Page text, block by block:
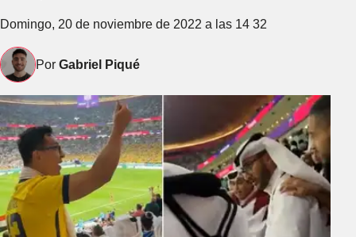
Domingo, 20 de noviembre de 2022 a las 14 32
Por Gabriel Piqué